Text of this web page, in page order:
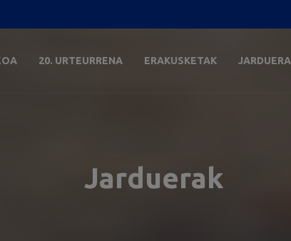
20. URTEURRENA ERAKUSKETAK
Jarduerak